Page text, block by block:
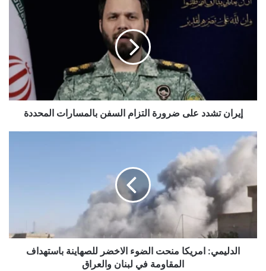
على
إيران تشدد على ضرورة التزام السفن بالمسارات المحددة
الدليمي:
امريكا
الضوء
الاخضر
للصهاينة
باستهداف
المقاومة
في
الدليمي: امريكا منحت الضوء الاخضر للصهاينة باستهداف
المقاومة في لبنان والعراق